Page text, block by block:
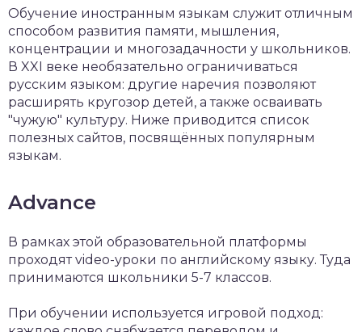
Обучение иностранным языкам служит отличным
способом развития памяти, мышления,
концентрации и многозадачности у школьников.
В XXI веке необязательно ограничиваться
русским языком: другие наречия позволяют
расширять кругозор детей, а также осваивать
"чужую" культуру. Ниже приводится список
полезных сайтов, посвящённых популярным
языкам.
Advance
В рамках этой образовательной платформы
проходят video-уроки по английскому языку. Туда
принимаются школьники 5-7 классов.
При обучении используется игровой подход: